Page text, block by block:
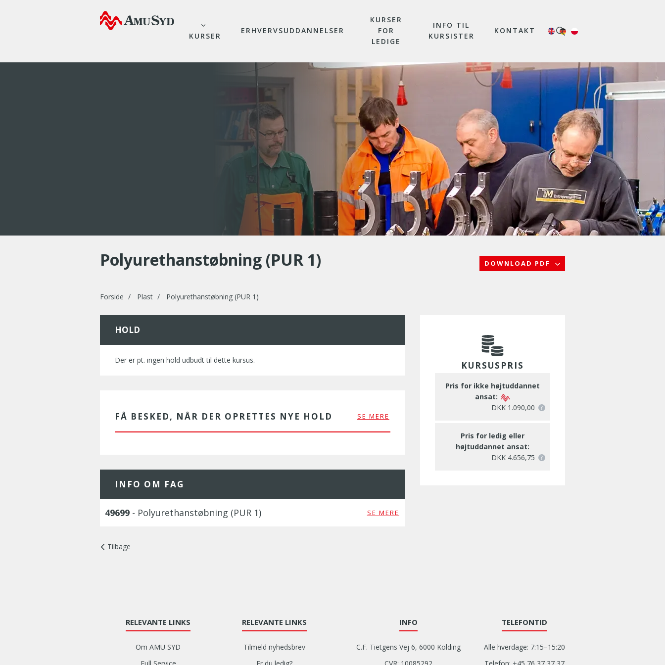
KURSER
ERHVERVSUDDANNELSER
KURSER
FOR
LEDIGE
INFO TIL
KURSISTER
KONTAKT
Polyurethanstøbning (PUR 1) DOWNLOAD PDF
Forside Plast Polyurethanstøbning (PUR 1)
HOLD
Der er pt. ingen hold udbudt til dette kursus.
FÅ BESKED, NÅR DER OPRETTES NYE HOLD SE MERE
INFO OM FAG
49699 - Polyurethanstøbning (PUR 1) SE MERE
Tilbage
KURSUSPRIS
Pris for ikke højtuddannet
ansat:
DKK 1.090,00
Pris for ledig eller
højtuddannet ansat:
DKK 4.656,75
RELEVANTE LINKS
Om AMU SYD
Full Service
RELEVANTE LINKS
Tilmeld nyhedsbrev
Er du ledig?
INFO
C.F. Tietgens Vej 6, 6000 Kolding
CVR: 10085292
TELEFONTID
Alle hverdage: 7:15–15:20
Telefon: +45 76 37 37 37